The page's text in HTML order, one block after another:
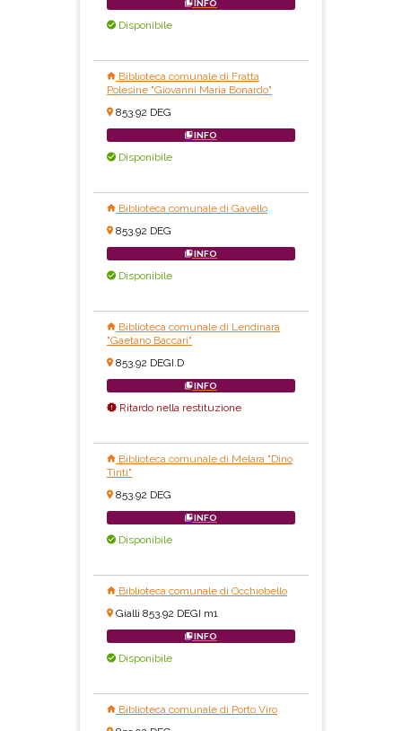
INFO
Disponibile
Biblioteca comunale di Fratta
Polesine "Giovanni Maria Bonardo"
853.92 DEG
INFO
Disponibile
Biblioteca comunale di Gavello
853.92 DEG
INFO
Disponibile
Biblioteca comunale di Lendinara
"Gaetano Baccari"
853.92 DEGI.D
INFO
Ritardo nella restituzione
Biblioteca comunale di Melara "Dino
Tinti"
853.92 DEG
INFO
Disponibile
Biblioteca comunale di Occhiobello
Gialli 853.92 DEGI m1
INFO
Disponibile
Biblioteca comunale di Porto Viro